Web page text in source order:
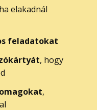
elakadnál
feladatokat
, hogy
,